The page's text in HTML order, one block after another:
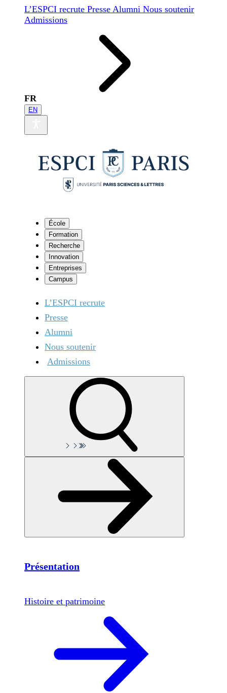
L’ESPCI recrute Presse Alumni Nous soutenir
Admissions
FR
EN
École
Formation
Recherche
Innovation
Entreprises
Campus
L’ESPCI recrute
Presse
Alumni
Nous soutenir
Admissions
Présentation
Histoire et patrimoine